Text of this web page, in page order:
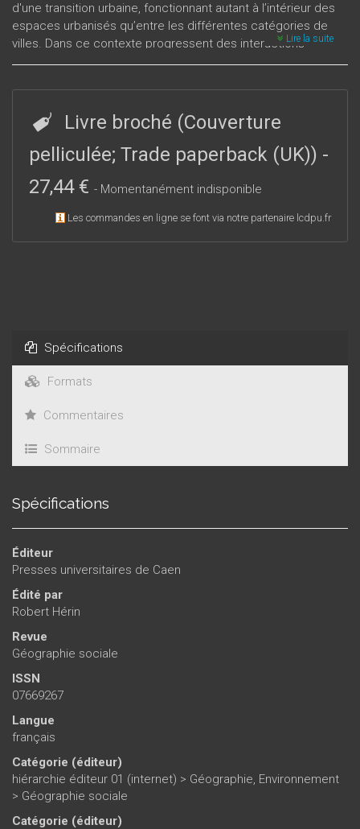
d'une transition urbaine, fonctionnant autant à l’intérieur des
espaces urbanisés qu’entre les différentes catégories de
villes. Dans ce contexte progressent des interactions
économiques, sociales, politiques, culturelles, etc.
Lire la suite
Livre broché (Couverture
pelliculée; Trade paperback (UK)) -
27,44 € - Momentanément indisponible
Les commandes en ligne se font via notre partenaire lcdpu.fr
Spécifications
Formats
Commentaires
Sommaire
Spécifications
Éditeur
Presses universitaires de Caen
Édité par
Robert Hérin
Revue
Géographie sociale
ISSN
07669267
Langue
français
Catégorie (éditeur)
hiérarchie éditeur 01 (internet) > Géographie, Environnement
> Géographie sociale
Catégorie (éditeur)